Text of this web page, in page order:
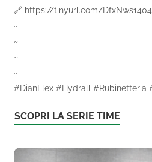
🔗 https://tinyurl.com/
~
~
~
~
#DianFlex #Hydrall #Rubinetteria
SCOPRI LA SERIE TIME